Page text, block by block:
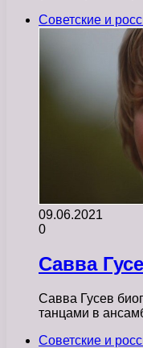
Советские и
09.06.2021
0
Савва
Савва Гусев
танцами в
Советские и